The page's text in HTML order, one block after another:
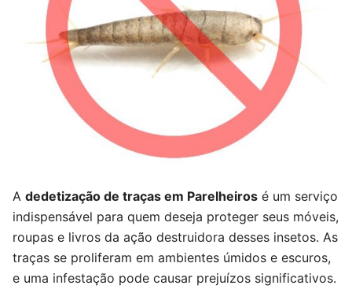
A dedetização de traças em Parelheiros é um serviço
indispensável para quem deseja proteger seus móveis,
roupas e livros da ação destruidora desses insetos. As
traças se proliferam em ambientes úmidos e escuros,
e uma infestação pode causar prejuízos significativos.